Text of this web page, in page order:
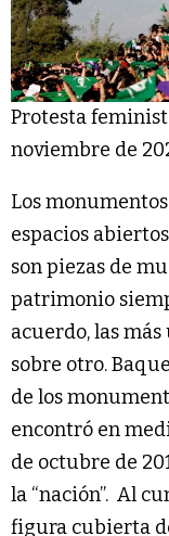
Protesta
noviembre de
Los
espacios
son piezas de
patrimonio
acuerdo, las
sobre otro.
de los
encontró en
de octubre de
la “nación”. Al
figura cubierta